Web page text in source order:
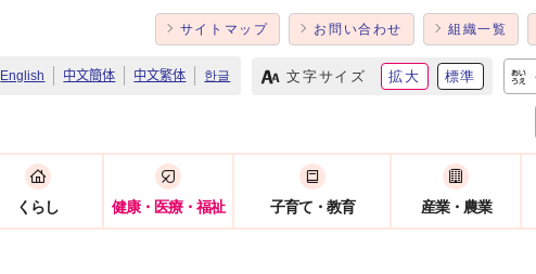
サイトマップ お問い合わせ 組織一覧
English 中文簡体 中文繁体 한글 文字サイズ 拡大 標準
くらし 健康・医療・福祉 子育て・教育 産業・農業